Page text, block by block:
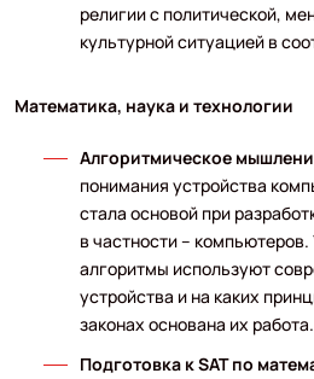
религии с политической,
культурной ситуацией в
Математика, наука и технологии
Алгоритмическое
понимания устройства
стала основой при
в частности –
алгоритмы используют
устройства и на каких
законах основана их работа.
Подготовка к SAT по